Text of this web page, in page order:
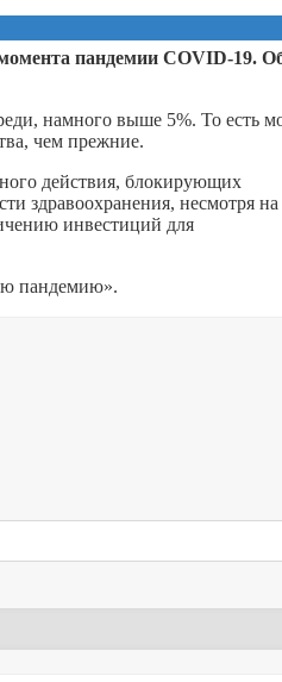
пандемии COVID-19.
намного выше 5%. То есть
чем прежние.
действия, блокирующих
здравоохранения, несмотря на
инвестиций для
пандемию».